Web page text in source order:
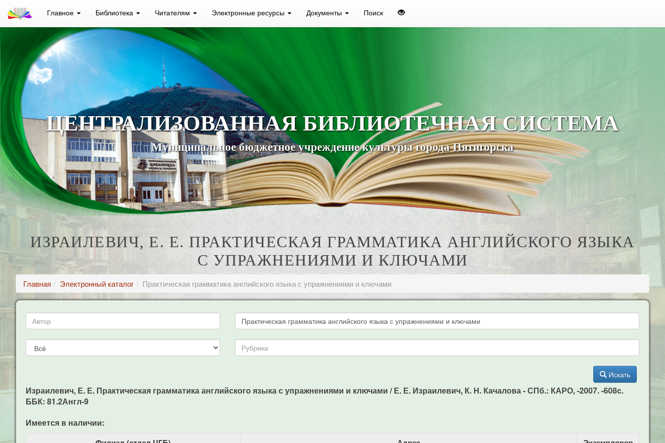
Главное Библиотека Читателям Электронные ресурсы Документы Поиск
ЦЕНТРАЛИЗОВАННАЯ БИБЛИОТЕЧНАЯ СИСТЕМА
Муниципальное бюджетное учреждение культуры города Пятигорска
ИЗРАИЛЕВИЧ, Е. Е. ПРАКТИЧЕСКАЯ ГРАММАТИКА АНГЛИЙСКОГО ЯЗЫКА
С УПРАЖНЕНИЯМИ И КЛЮЧАМИ
Главная Электронный каталог Практическая грамматика английского языка с упражнениями и ключами
Искать
Израилевич, Е. Е. Практическая грамматика английского языка с упражнениями и ключами / Е. Е. Израилевич, К. Н. Качалова - СПб.: КАРО, -2007. -608c.
ББК: 81.2Англ-9
Имеется в наличии: